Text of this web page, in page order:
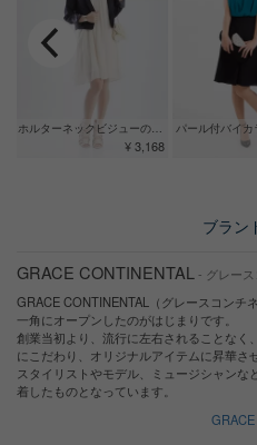
パール付バイカ
ホルターネックビジューのシフォンドレス
¥ 3,168
ブラン
GRACE CONTINENTAL - グレー
GRACE CONTINENTAL（グレースコンチ
一角にオープンしたのがはじまりです。
創業当初より、流行に左右されることな
にこだわり、オリジナルアイテムに昇華さ
スタイリストやモデル、ミュージシャン
着したものとなっています。